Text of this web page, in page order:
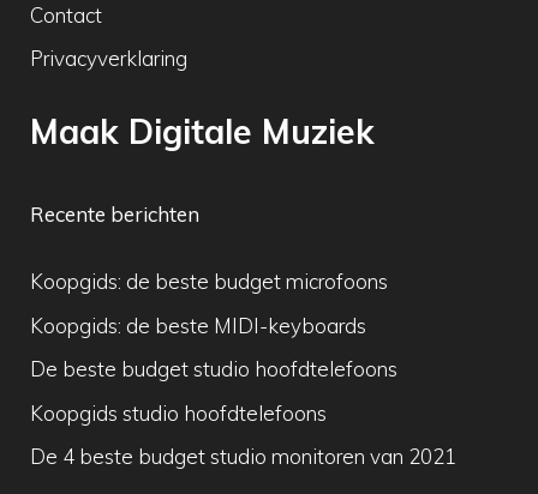
Contact
Privacyverklaring
Maak Digitale Muziek
Recente berichten
Koopgids: de beste budget microfoons
Koopgids: de beste MIDI-keyboards
De beste budget studio hoofdtelefoons
Koopgids studio hoofdtelefoons
De 4 beste budget studio monitoren van 2021